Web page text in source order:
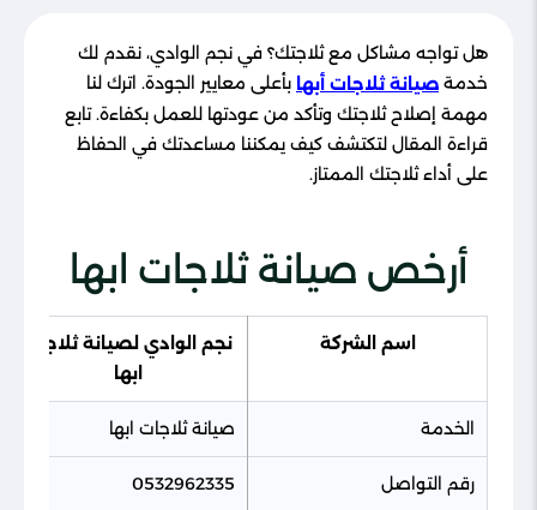
هل تواجه مشاكل مع ثلاجتك؟ في نجم الوادي، نقدم لك
خدمة صيانة ثلاجات أبها بأعلى معايير الجودة. اترك لنا
مهمة إصلاح ثلاجتك وتأكد من عودتها للعمل بكفاءة. تابع
قراءة المقال لتكتشف كيف يمكننا مساعدتك في الحفاظ
على أداء ثلاجتك الممتاز.
أرخص صيانة ثلاجات ابها
اسم الشركة
نجم الوادي لصيانة ثلاجات
ابها
الخدمة صيانة ثلاجات ابها
رقم التواصل 0532962335